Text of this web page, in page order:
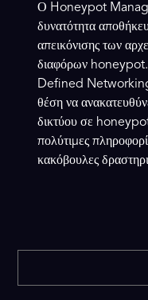
Ο Honeypot
δυνατότητα
απεικόνισης των
διαφόρων
Defined Networking
θέση να
δικτύου σε
πολύτιμες
κακόβουλες